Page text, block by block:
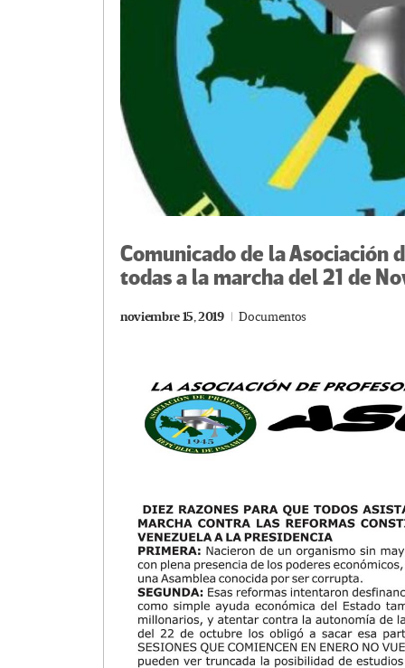
Comunicado de la Asociación
todas a la marcha del 21 de
noviembre 15, 2019 Documentos